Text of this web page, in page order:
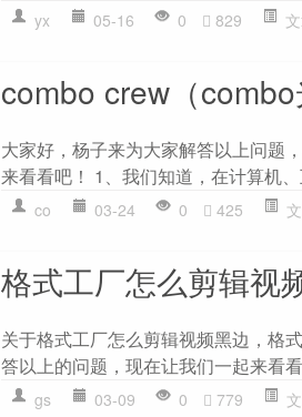
yx 05-16 0 829
combo crew（combo
大家好，杨子来为大家解答以上问题
来看看吧！ 1、我们知道，在计算机
co 03-24 0 425
格式工厂怎么剪辑视
关于格式工厂怎么剪辑视频黑边，格
答以上的问题，现在让我们一起来看
gs 03-09 0 779